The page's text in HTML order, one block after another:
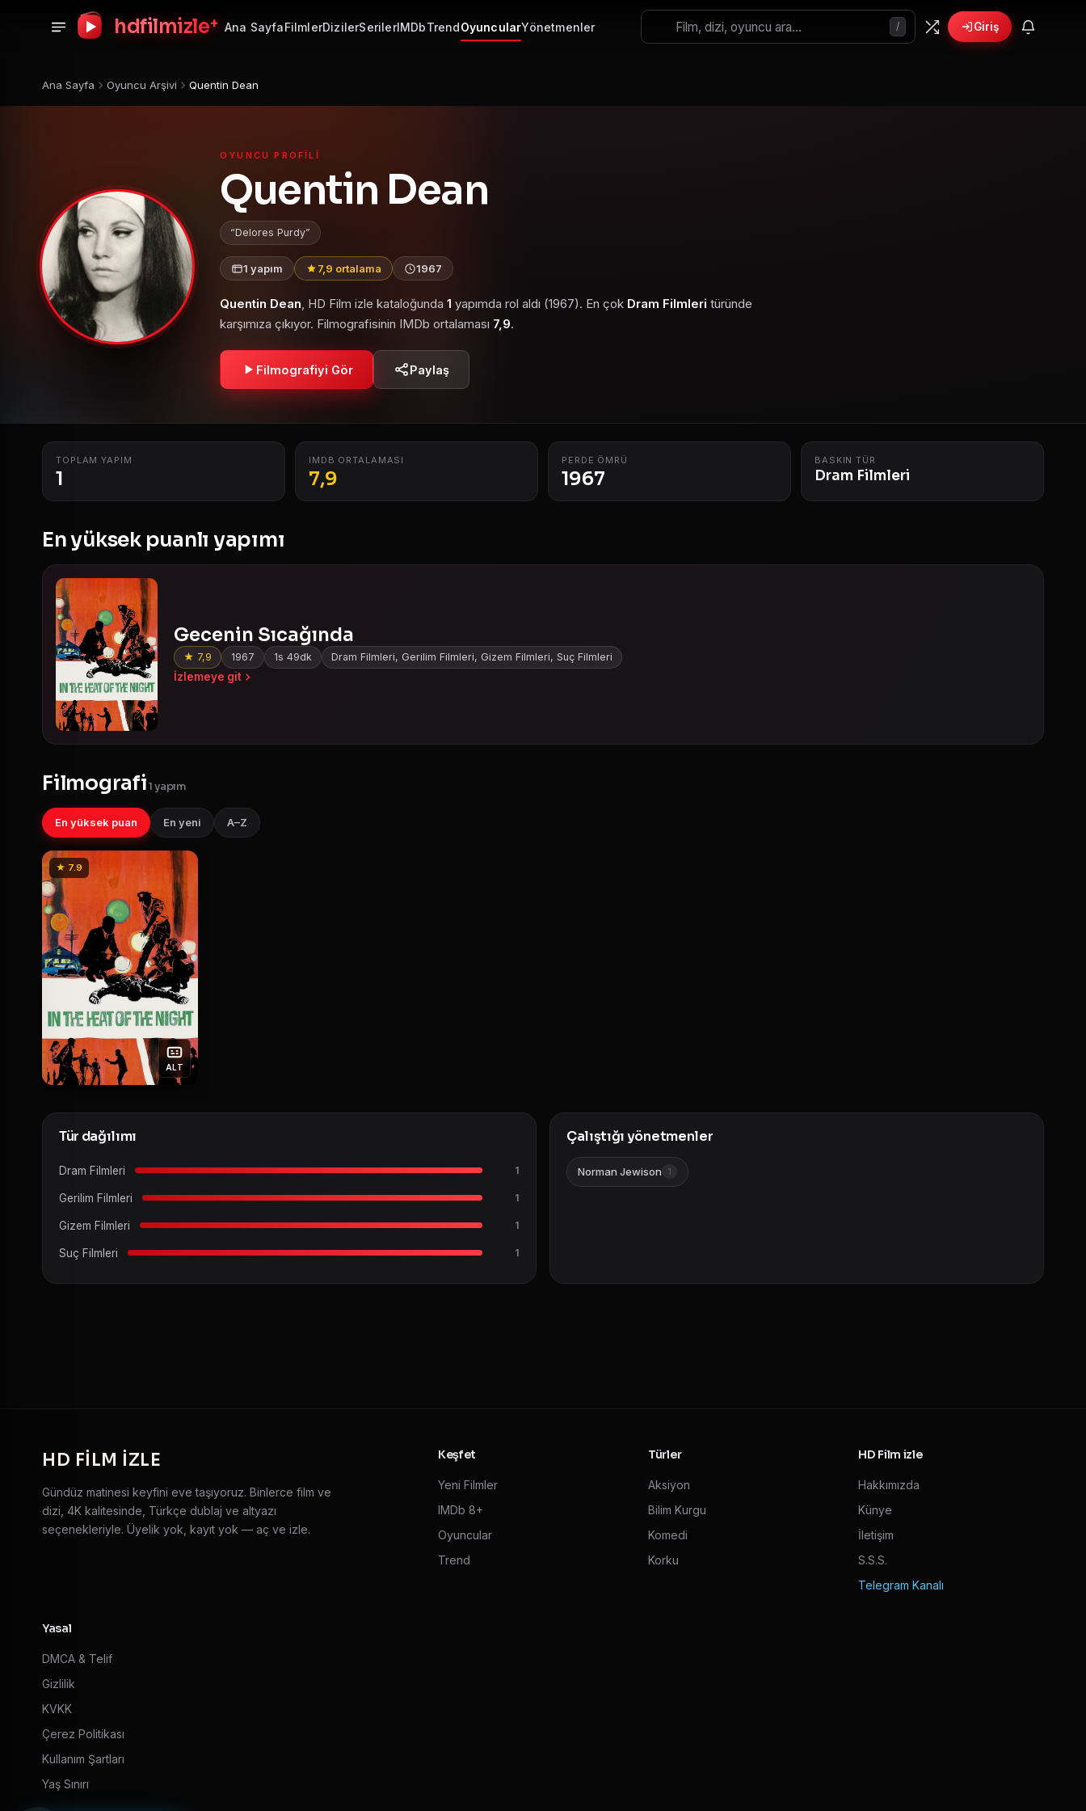
hdfilmizle+ Ana SayfaFilmlerDizilerSerilerIMDbTrendOyuncularYönetmenler / Giriş
Ana Sayfa Oyuncu Arşivi Quentin Dean
OYUNCU PROFILI
Quentin Dean
Delores Purdy
1 yapım 7,9 ortalama 1967
Quentin Dean, HD Film izle kataloğunda 1 yapımda rol aldı (1967). En çok Dram Filmleri türünde
karşımıza çıkıyor. Filmografisinin IMDb ortalaması 7,9.
Filmografiyi Gör Paylaş
TOPLAM YAPIM
1
IMDB ORTALAMASI
7,9
PERDE ÖMRÜ
1967
BASKIN TÜR
Dram Filmleri
En yüksek puanlı yapımı
Gecenin Sıcağında
★ 7,9 1967 1s 49dk Dram Filmleri, Gerilim Filmleri, Gizem Filmleri, Suç Filmleri
İzlemeye git
Filmografi1 yapım
En yüksek puan En yeni A–Z
★ 7.9
ALT
Tür dağılımı
Dram Filmleri 1
Gerilim Filmleri 1
Gizem Filmleri 1
Suç Filmleri 1
Çalıştığı yönetmenler
Norman Jewison 1
HD FILM IZLE
Gündüz matinesi keyfini eve taşıyoruz. Binlerce film ve
dizi, 4K kalitesinde, Türkçe dublaj ve altyazı
seçenekleriyle. Üyelik yok, kayıt yok — aç ve izle.
Keşfet
Yeni Filmler
IMDb 8+
Oyuncular
Trend
Türler
Aksiyon
Bilim Kurgu
Komedi
Korku
HD Film izle
Hakkımızda
Künye
İletişim
S.S.S.
Telegram Kanalı
Yasal
DMCA & Telif
Gizlilik
KVKK
Çerez Politikası
Kullanım Şartları
Yaş Sınırı